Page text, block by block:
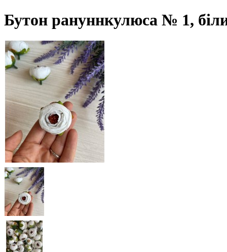
Бутон рануннкулюса № 1,